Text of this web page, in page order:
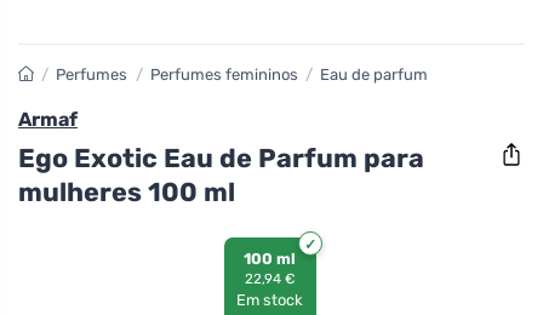
/ Perfumes / Perfumes femininos / Eau de parfum
Armaf
Ego Exotic Eau de Parfum para
mulheres 100 ml
100 ml
22,94 €
Em stock